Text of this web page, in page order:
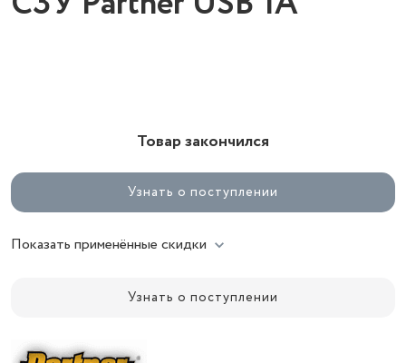
Товар закончился
Узнать о поступлении
Показать применённые скидки
Узнать о поступлении